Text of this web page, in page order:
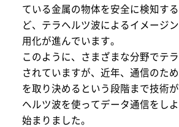
ている金属の物体を安全に検知す
ど、テラヘルツ波によるイメージ
用化が進んでいます。
このように、さまざまな分野でテ
されていますが、近年、通信のた
を取り決めるという段階まで技術
ヘルツ波を使ってデータ通信をし
始まりました。